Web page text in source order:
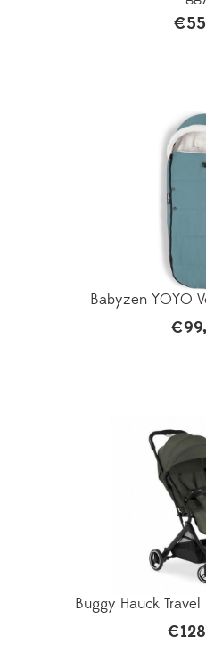
€
Babyzen YOYO
€
Buggy Hauck
€